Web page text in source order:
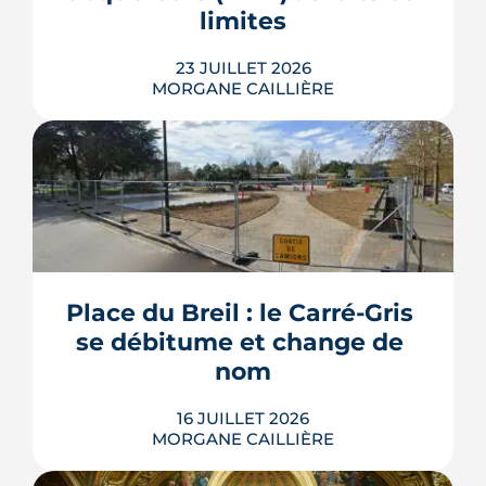
LIRE L'ARTICLE
limites
23 JUILLET 2026
MORGANE CAILLIÈRE
Les travaux modificatifs acquéreur
(TMA) permettent de personnaliser les
plans d'un logement en VEFA, sous
réserve de la faisabilité technique et de
l'accord du promoteur. Distincts des
livraison, ces aménagements
s'encadrent par un contrat spécifique
Place du Breil : le Carré-Gris
se débitume et change de
nom
16 JUILLET 2026
MORGANE CAILLIÈRE